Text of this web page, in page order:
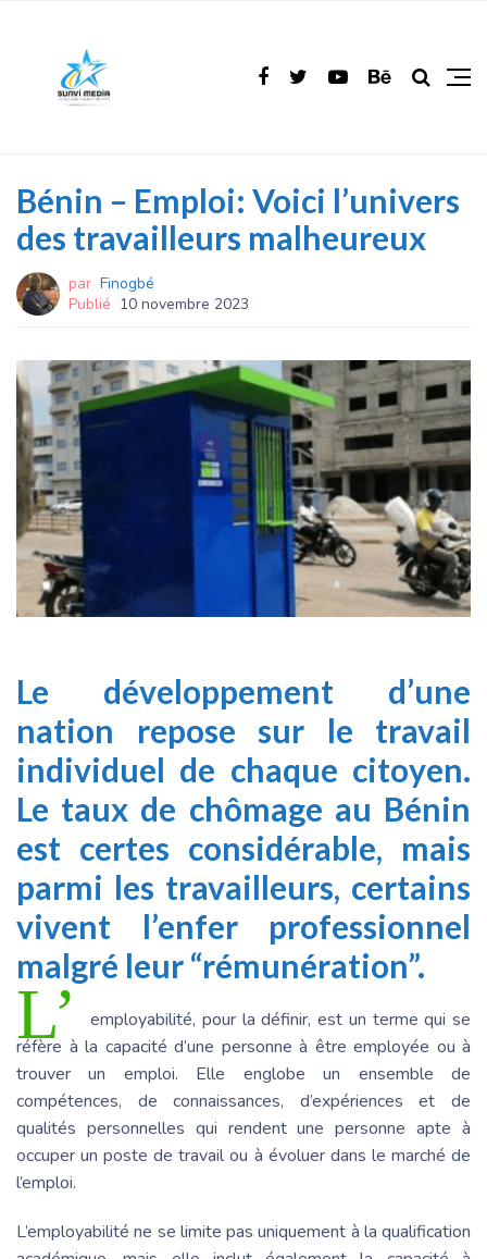
Bénin – Emploi: Voici l’univers
des travailleurs malheureux
par Finogbé
Publié 10 novembre 2023
Le développement d’une
nation repose sur le travail
individuel de chaque citoyen.
Le taux de chômage au Bénin
est certes considérable, mais
parmi les travailleurs, certains
vivent l’enfer professionnel
malgré leur “rémunération”.
L’
employabilité, pour la définir, est un terme qui se
réfère à la capacité d’une personne à être employée ou à
trouver un emploi. Elle englobe un ensemble de
compétences, de connaissances, d’expériences et de
qualités personnelles qui rendent une personne apte à
occuper un poste de travail ou à évoluer dans le marché de
l’emploi.
L’employabilité ne se limite pas uniquement à la qualification